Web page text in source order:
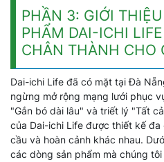
PHẦN 3: GIỚI
PHẨM DAI-ICHI
CHÂN THÀNH
Dai-ichi Life đã có mặt tại Đà
ngừng mở rộng mạng lưới phục
"Gắn bó dài lâu" và triết lý "Tất
của Dai-ichi Life được thiết kế đa
cầu và hoàn cảnh khác nhau.
các dòng sản phẩm mà chúng